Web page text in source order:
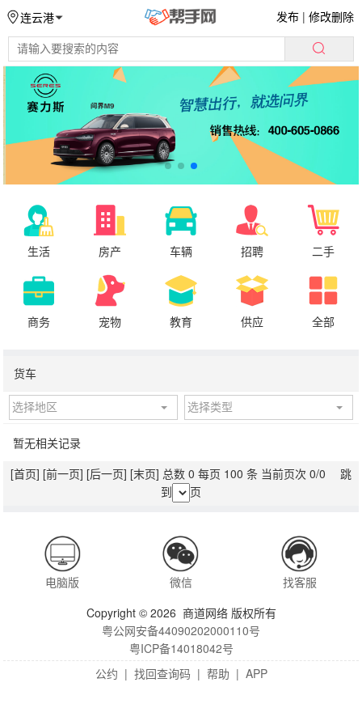
连云港 发布 |修改删除
生活 房产 车辆 招聘 二手
商务 宠物 教育 供应 全部
货车
选择地区 选择类型
暂无相关记录
[首页] [前一页] [后一页] [末页] 总数 0 每页 100 条 当前页次 0/0 跳
到
页
电脑版 微信
找客服
Copyright © 2026 商道网络 版权所有
粤公网安备44090202000110号
粤ICP备14018042号
公约 | 找回查询码 | 帮助 | APP